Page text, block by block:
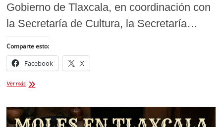
Gobierno de Tlaxcala, en coordinación con
la Secretaría de Cultura, la Secretaría…
Comparte esto:
Facebook X
Ver másApoyos
las
Camadas